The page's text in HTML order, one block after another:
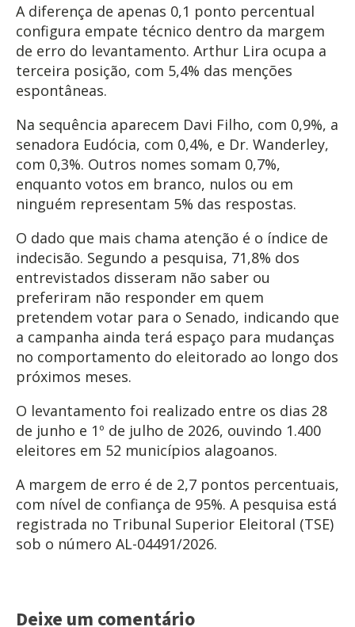
A diferença de apenas 0,1 ponto percentual
configura empate técnico dentro da margem
de erro do levantamento. Arthur Lira ocupa a
terceira posição, com 5,4% das menções
espontâneas.
Na sequência aparecem Davi Filho, com 0,9%, a
senadora Eudócia, com 0,4%, e Dr. Wanderley,
com 0,3%. Outros nomes somam 0,7%,
enquanto votos em branco, nulos ou em
ninguém representam 5% das respostas.
O dado que mais chama atenção é o índice de
indecisão. Segundo a pesquisa, 71,8% dos
entrevistados disseram não saber ou
preferiram não responder em quem
pretendem votar para o Senado, indicando que
a campanha ainda terá espaço para mudanças
no comportamento do eleitorado ao longo dos
próximos meses.
O levantamento foi realizado entre os dias 28
de junho e 1º de julho de 2026, ouvindo 1.400
eleitores em 52 municípios alagoanos.
A margem de erro é de 2,7 pontos percentuais,
com nível de confiança de 95%. A pesquisa está
registrada no Tribunal Superior Eleitoral (TSE)
sob o número AL-04491/2026.
Deixe um comentário